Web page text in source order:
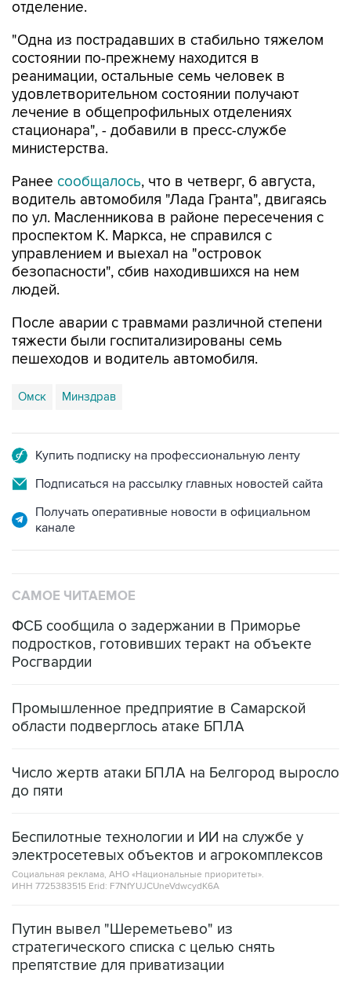
отделение.
"Одна из пострадавших в стабильно тяжелом
состоянии по-прежнему находится в
реанимации, остальные семь человек в
удовлетворительном состоянии получают
лечение в общепрофильных отделениях
стационара", - добавили в пресс-службе
министерства.
Ранее сообщалось, что в четверг, 6 августа,
водитель автомобиля "Лада Гранта", двигаясь
по ул. Масленникова в районе пересечения с
проспектом К. Маркса, не справился с
управлением и выехал на "островок
безопасности", сбив находившихся на нем
людей.
После аварии с травмами различной степени
тяжести были госпитализированы семь
пешеходов и водитель автомобиля.
Омск Минздрав
Купить подписку на профессиональную ленту
Подписаться на рассылку главных новостей сайта
Получать оперативные новости в официальном
канале
САМОЕ ЧИТАЕМОЕ
ФСБ сообщила о задержании в Приморье
подростков, готовивших теракт на объекте
Росгвардии
Промышленное предприятие в Самарской
области подверглось атаке БПЛА
Число жертв атаки БПЛА на Белгород выросло
до пяти
Беспилотные технологии и ИИ на службе у
электросетевых объектов и агрокомплексов
Социальная реклама, АНО «Национальные приоритеты».
ИНН 7725383515 Erid: F7NfYUJCUneVdwcydK6A
Путин вывел "Шереметьево" из
стратегического списка с целью снять
препятствие для приватизации